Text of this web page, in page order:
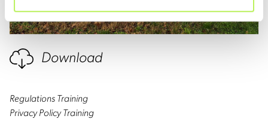
Download
Regulations Training
Privacy Policy Training